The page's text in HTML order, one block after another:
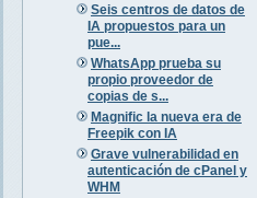
Seis centros de datos de
IA propuestos para un
pue...
WhatsApp prueba su
propio proveedor de
copias de s...
Magnific la nueva era de
Freepik con IA
Grave vulnerabilidad en
autenticación de cPanel y
WHM